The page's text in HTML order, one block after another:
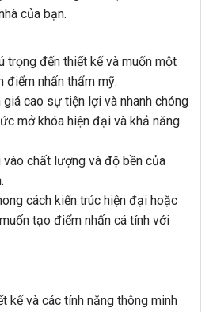
của bạn.
trọng đến thiết kế và muốn một
điểm nhấn thẩm mỹ.
cao sự tiện lợi và nhanh chóng
mở khóa hiện đại và khả năng
vào chất lượng và độ bền của
cách kiến trúc hiện đại hoặc
tạo điểm nhấn cá tính với
kế và các tính năng thông minh